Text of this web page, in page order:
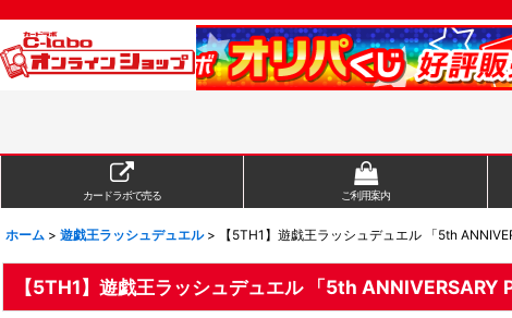
カードラボで売る ご利用案内
ホーム > 遊戯王ラッシュデュエル > 【5TH1】遊戯王ラッシュデュエル 「5th
【5TH1】遊戯王ラッシュデュエル 「5th ANNIVERSARY